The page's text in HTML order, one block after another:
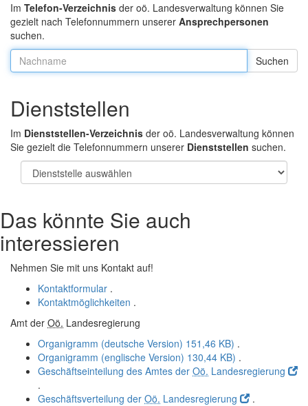
Im Telefon-Verzeichnis der oö. Landesverwaltung können Sie
gezielt nach Telefonnummern unserer Ansprechpersonen
suchen.
Nachname:
Dienststellen
Im Dienststellen-Verzeichnis der oö. Landesverwaltung können
Sie gezielt die Telefonnummern unserer Dienststellen suchen.
Das könnte Sie auch
interessieren
Nehmen Sie mit uns Kontakt auf!
Kontaktformular .
Kontaktmöglichkeiten .
Amt der Oö. Landesregierung
Organigramm (deutsche Version) 151,46 KB) .
Organigramm (englische Version) 130,44 KB) .
Geschäftseinteilung des Amtes der Oö. Landesregierung
.
Geschäftsverteilung der Oö. Landesregierung
.